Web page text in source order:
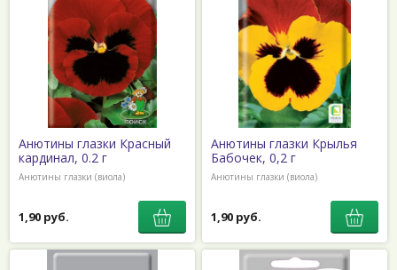
Анютины глазки Красный
кардинал, 0.2 г
Анютины глазки (виола)
1,90 руб.
Анютины глазки Крылья
Бабочек, 0,2 г
Анютины глазки (виола)
1,90 руб.